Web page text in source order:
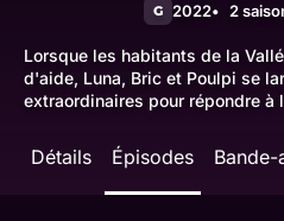
G 2022 2
Lorsque les habitants de la
d'aide, Luna, Bric et Poulpi se
extraordinaires pour répondre à
Détails Épisodes Bande-